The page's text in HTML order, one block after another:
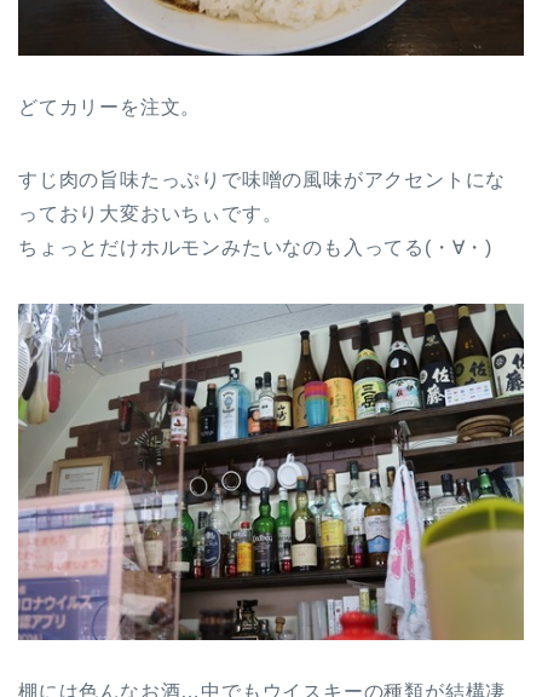
どてカリーを注文。
すじ肉の旨味たっぷりで味噌の風味がアクセントにな
っており大変おいちぃです。
ちょっとだけホルモンみたいなのも入ってる(・∀・)
棚には色んなお酒…中でもウイスキーの種類が結構凄